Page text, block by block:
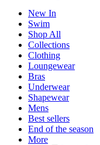
New In
Swim
Shop All
Collections
Clothing
Loungewear
Bras
Underwear
Shapewear
Mens
Best sellers
End of the season
More